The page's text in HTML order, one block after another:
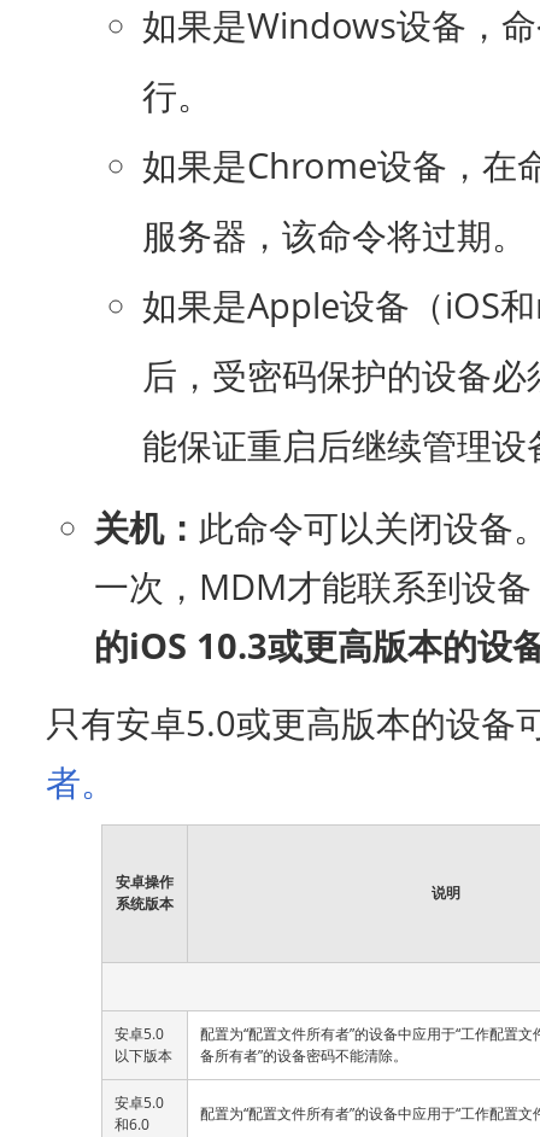
如果是Windows设备，
行。
如果是Chrome设备，在
服务器，该命令将过期。
如果是Apple设备（iOS
后，受密码保护的设备
能保证重启后继续管理设
关机： 此命令可以关闭设备
一次，MDM才能联系到设
的iOS 10.3或更高版本的设
只有安卓5.0或更高版本的设备
者。
安卓操作
系统版本
说明
安卓5.0
以下版本
配置为“配置文件所有者”的设备中应用于“工作配置文
备所有者”的设备密码不能清除。
安卓5.0
和6.0
配置为“配置文件所有者”的设备中应用于“工作配置文